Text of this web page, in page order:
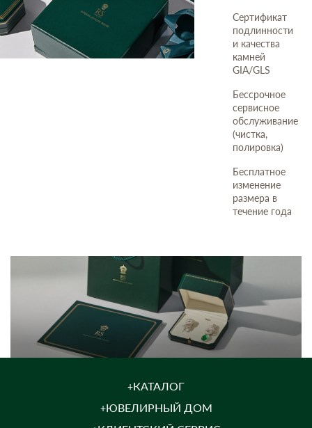
Сертификат
подлинности
и качества
камней
GIA/GLS
Бессрочное
сервисное
обслуживание
(чистка,
полировка)
Бесплатное
изменение
размера в
течение года
КАТАЛОГ
ЮВЕЛИРНЫЙ ДОМ